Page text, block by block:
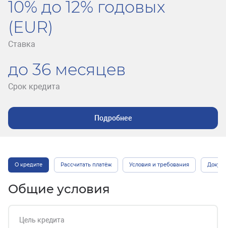
10% до 12% годовых
(EUR)
Ставка
до 36 месяцев
Срок кредита
Подробнее
О кредите Рассчитать платёж Условия и требования
Общие условия
Цель кредита